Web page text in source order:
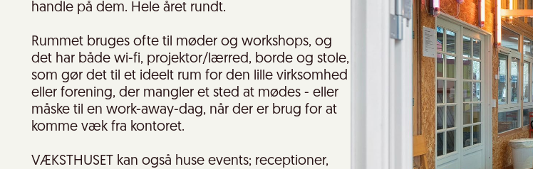
handle på dem. Hele året rundt.
Rummet bruges ofte til møder og workshops, og
det har både wi-fi, projektor/lærred, borde og stole,
som gør det til et ideelt rum for den lille virksomhed
eller forening, der mangler et sted at mødes - eller
måske til en work-away-dag, når der er brug for at
komme væk fra kontoret.
VÆKSTHUSET kan også huse events; receptioner,